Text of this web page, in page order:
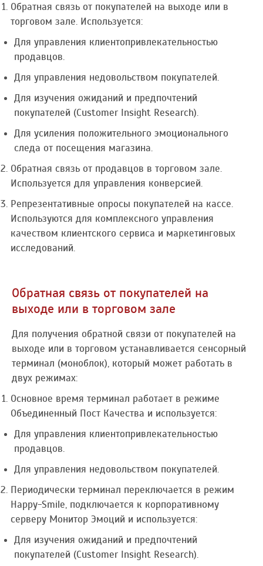
Обратная связь от покупателей на выходе или в
торговом зале. Используется:
Для управления клиентопривлекательностью
продавцов.
Для управления недовольством покупателей.
Для изучения ожиданий и предпочтений
покупателей (Customer Insight Research).
Для усиления положительного эмоционального
следа от посещения магазина.
Обратная связь от продавцов в торговом зале.
Используется для управления конверсией.
Репрезентативные опросы покупателей на кассе.
Используются для комплексного управления
качеством клиентского сервиса и маркетинговых
исследований.
Обратная связь от покупателей на
выходе или в торговом зале
Для получения обратной связи от покупателей на
выходе или в торговом устанавливается сенсорный
терминал (моноблок), который может работать в
двух режимах:
Основное время терминал работает в режиме
Объединенный Пост Качества и используется:
Для управления клиентопривлекательностью
продавцов.
Для управления недовольством покупателей.
Периодически терминал переключается в режим
Happy-Smile, подключается к корпоративному
серверу Монитор Эмоций и используется:
Для изучения ожиданий и предпочтений
покупателей (Customer Insight Research).